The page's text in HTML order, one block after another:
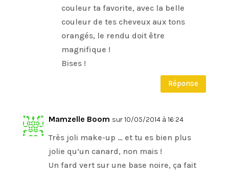
couleur ta favorite, avec la belle
couleur de tes cheveux aux tons
orangés, le rendu doit être
magnifique !
Bises !
Réponse
Mamzelle Boom sur 10/05/2014 à 16:24
Très joli make-up … et tu es bien plus
jolie qu’un canard, non mais !
Un fard vert sur une base noire, ça fait